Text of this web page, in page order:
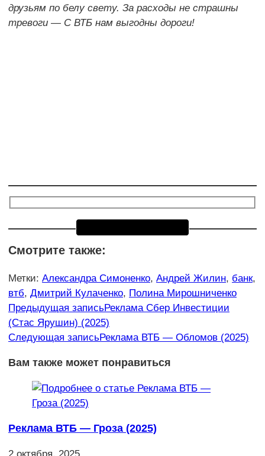
друзьям по белу свету. За расходы не страшны
тревоги — С ВТБ нам выгодны дороги!
Смотрите также:
Метки: Александра Симоненко, Андрей Жилин, банк,
втб, Дмитрий Кулаченко, Полина Мирошниченко
Еще
статьи
Предыдущая записьРеклама Сбер Инвестиции
(Стас Ярушин) (2025)
Следующая записьРеклама ВТБ — Обломов (2025)
Вам также может понравиться
Реклама ВТБ — Гроза (2025)